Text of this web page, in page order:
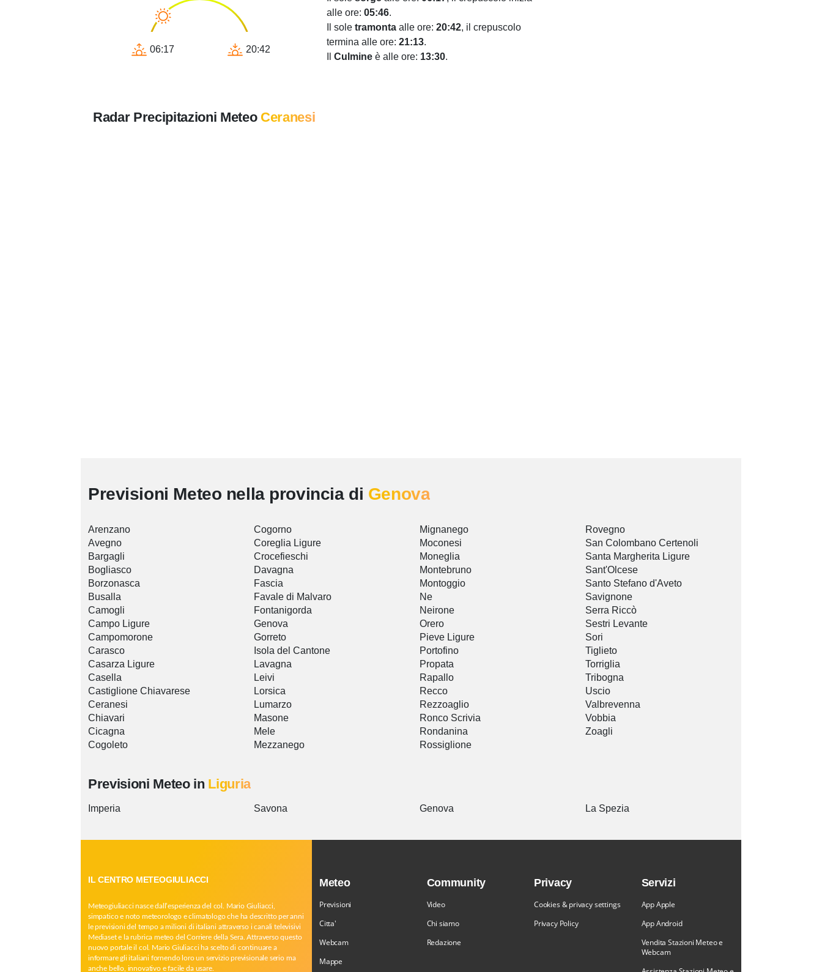
06:17 20:42
alle ore: 05:46.
Il sole tramonta alle ore: 20:42, il crepuscolo
termina alle ore: 21:13.
Culmine è alle ore: 13:30.
Radar Precipitazioni Meteo Ceranesi
Previsioni Meteo nella provincia di Genova
Arenzano
Avegno
Bargagli
Bogliasco
Borzonasca
Busalla
Camogli
Campo Ligure
Campomorone
Carasco
Casarza Ligure
Casella
Castiglione Chiavarese
Ceranesi
Chiavari
Cicagna
Cogoleto
Cogorno
Coreglia Ligure
Crocefieschi
Davagna
Fascia
Favale di Malvaro
Fontanigorda
Genova
Gorreto
Isola del Cantone
Lavagna
Leivi
Lorsica
Lumarzo
Masone
Mele
Mezzanego
Mignanego
Moconesi
Moneglia
Montebruno
Montoggio
Ne
Neirone
Orero
Pieve Ligure
Portofino
Propata
Rapallo
Recco
Rezzoaglio
Ronco Scrivia
Rondanina
Rossiglione
Rovegno
San Colombano Certenoli
Santa Margherita Ligure
Sant'Olcese
Santo Stefano d'Aveto
Savignone
Serra Riccò
Sestri Levante
Sori
Tiglieto
Torriglia
Tribogna
Uscio
Valbrevenna
Vobbia
Zoagli
Previsioni Meteo in Liguria
Imperia Savona Genova La Spezia
IL CENTRO METEOGIULIACCI
Meteogiuliacci nasce dall’esperienza del col. Mario Giuliacci,
simpatico e noto meteorologo e climatologo che ha descritto per anni
le previsioni del tempo a milioni di italiani attraverso i canali televisivi
Mediaset e la rubrica meteo del Corriere della Sera. Attraverso questo
nuovo portale il col. Mario Giuliacci ha scelto di continuare a
informare gli italiani fornendo loro un servizio previsionale serio ma
anche bello, innovativo e facile da usare.
Meteo
Previsioni
Citta'
Webcam
Mappe
Community
Video
Chi siamo
Redazione
Privacy
Cookies & privacy settings
Privacy Policy
Servizi
App Apple
App Android
Vendita Stazioni Meteo e
Webcam